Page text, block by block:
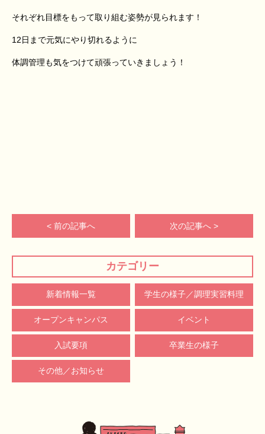
カテゴリー
新着情報一覧 学生の様子／調理実習料理
オープンキャンパス イベント
入試要項 卒業生の様子
その他／お知らせ
それぞれ目標をもって取り組む姿勢が見られます！
12日まで元気にやり切れるように
体調管理も気をつけて頑張っていきましょう！
< 前の記事へ 次の記事へ >